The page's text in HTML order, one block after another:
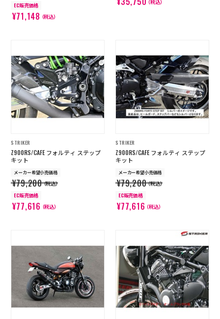
EC販売価格
¥71,148（税込）
（税込）
STRIKER
Z900RS/CAFE フォルティ ステップ
キット
メーカー希望小売価格
¥79,200（税込）
EC販売価格
¥77,616（税込）
STRIKER
Z900RS/CAFE フォルティ ステップ
キット
メーカー希望小売価格
¥79,200（税込）
EC販売価格
¥77,616（税込）